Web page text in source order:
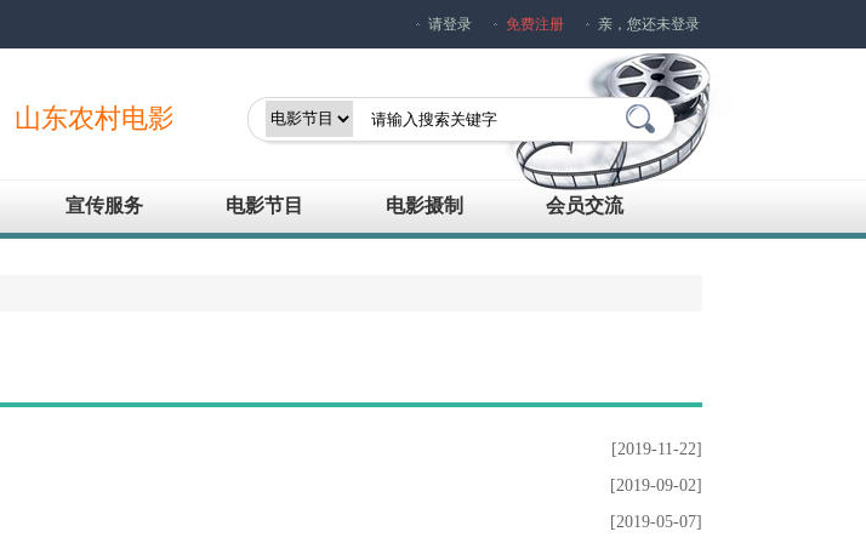
请登录 免费注册 亲，您还未登录
山东农村电影网欢迎您！
宣传服务 电影节目 电影摄制 会员交流
[2019-11-22]
[2019-09-02]
[2019-05-07]